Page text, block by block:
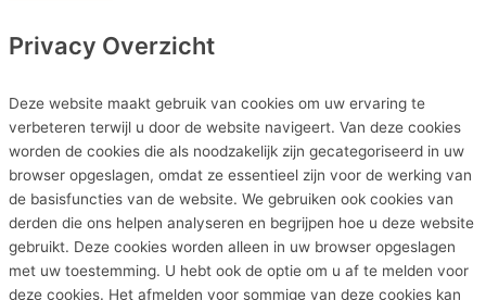
Privacy Overzicht
Deze website maakt gebruik van cookies om uw ervaring te
verbeteren terwijl u door de website navigeert. Van deze cookies
worden de cookies die als noodzakelijk zijn gecategoriseerd in uw
browser opgeslagen, omdat ze essentieel zijn voor de werking van
de basisfuncties van de website. We gebruiken ook cookies van
derden die ons helpen analyseren en begrijpen hoe u deze website
gebruikt. Deze cookies worden alleen in uw browser opgeslagen
met uw toestemming. U hebt ook de optie om u af te melden voor
deze cookies. Het afmelden voor sommige van deze cookies kan